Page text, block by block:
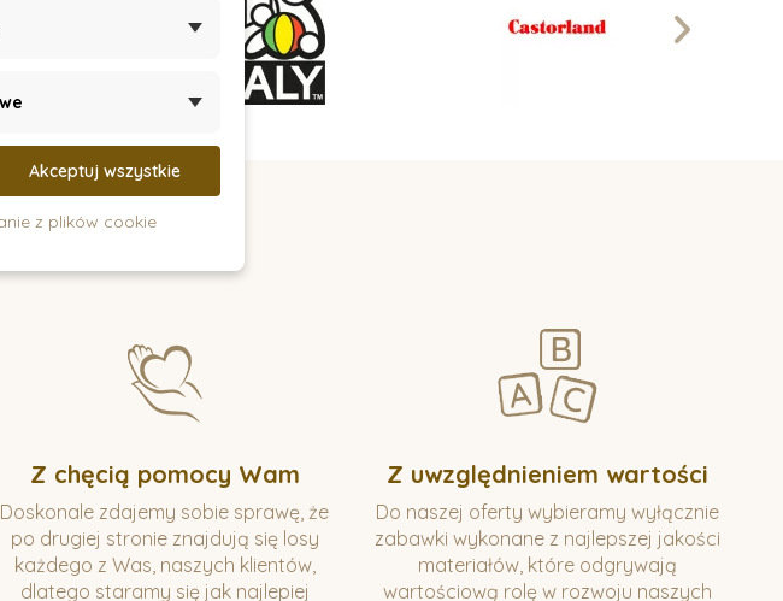
Z chęcią pomocy Wam
Doskonale zdajemy sobie sprawę, że
po drugiej stronie znajdują się losy
każdego z Was, naszych klientów,
dlatego staramy się jak najlepiej
Z uwzględnieniem wartości
Do naszej oferty wybieramy wyłącznie
zabawki wykonane z najlepszej jakości
materiałów, które odgrywają
wartościową rolę w rozwoju naszych
Akceptuj wszystkie
z plików cookie